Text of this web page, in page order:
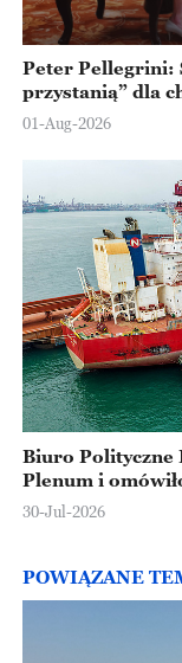
Peter Pellegrini:
przystanią” dla
Europejskiej
01-Aug-2026
Biuro Polityczne
Plenum i
30-Jul-2026
POWIĄZANE